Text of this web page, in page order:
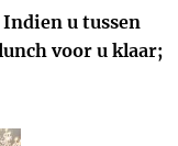
u tussen
voor u klaar;